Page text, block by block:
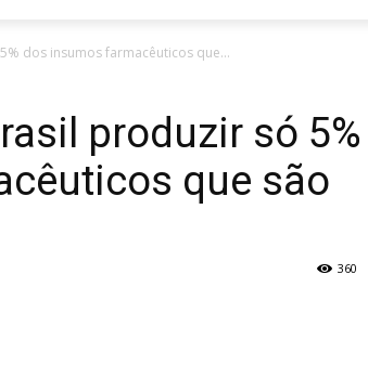
dos insumos farmacêuticos que...
produzir só 5%
que são
360